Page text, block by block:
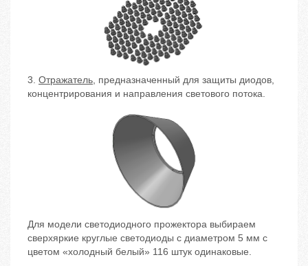
3. Отражатель, предназначенный для защиты диодов,
концентрирования и направления светового потока.
Для модели светодиодного прожектора выбираем
сверхяркие круглые светодиоды с диаметром 5 мм с
цветом «холодный белый» 116 штук одинаковые.